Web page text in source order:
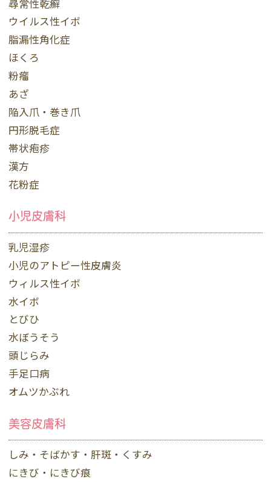
尋常性乾癬
ウイルス性イボ
脂漏性角化症
ほくろ
粉瘤
あざ
陥入爪・巻き爪
円形脱毛症
帯状疱疹
漢方
花粉症
小児皮膚科
乳児湿疹
小児のアトピー性皮膚炎
ウィルス性イボ
水イボ
とびひ
水ぼうそう
頭じらみ
手足口病
オムツかぶれ
美容皮膚科
しみ・そばかす・肝斑・くすみ
にきび・にきび痕